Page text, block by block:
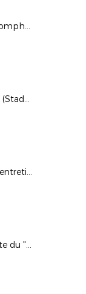
Médias : Billy Ketkeophomphone (SO Cholet) invité de France 3 PDL
Médias : Anthony Robic (Stade Lavallois) invité de France 3 Pays de la Loire
Tennis-ballon / Futnet : entretien avec Vincent Voisinot, joueur et président passionné !
Initiative : A la découverte du "Foot à 8" avec le District de Vendée